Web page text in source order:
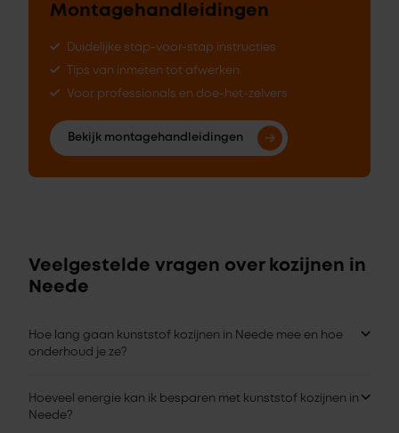
Montagehandleidingen
Duidelijke stap-voor-stap instructies
Tips van inmeten tot afwerken
Voor professionals en doe-het-zelvers
Bekijk montagehandleidingen
Veelgestelde vragen over kozijnen in
Neede
Hoe lang gaan kunststof kozijnen in Neede mee en hoe
onderhoud je ze?
Hoeveel energie kan ik besparen met kunststof kozijnen in
Neede?